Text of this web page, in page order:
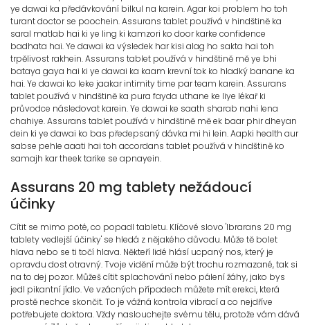
ye dawai ka předávkování bilkul na karein. Agar koi problem ho toh
turant doctor se poochein. Assurans tablet používá v hindštině ka
saral matlab hai ki ye ling ki kamzori ko door karke confidence
badhata hai. Ye dawai ka výsledek har kisi alag ho sakta hai toh
trpělivost rakhein. Assurans tablet používá v hindštině mě ye bhi
bataya gaya hai ki ye dawai ka kaam krevní tok ko hladký banane ka
hai. Ye dawai ko leke jaakar intimity time par team karein. Assurans
tablet používá v hindštině ka pura fayda uthane ke liye lékař ki
průvodce následovat karein. Ye dawai ke saath sharab nahi lena
chahiye. Assurans tablet používá v hindštině mě ek baar phir dheyan
dein ki ye dawai ko bas předepsaný dávka mi hi lein. Aapki health aur
sabse pehle aaati hai toh accordans tablet používá v hindštině ko
samajh kar theek tarike se apnayein.
Assurans 20 mg tablety nežádoucí
účinky
Cítit se mimo poté, co popadl tabletu. Klíčové slovo 'Ibrarans 20 mg
tablety vedlejší účinky' se hledá z nějakého důvodu. Může tě bolet
hlava nebo se ti točí hlava. Někteří lidé hlásí ucpaný nos, který je
opravdu dost otravný. Tvoje vidění může být trochu rozmazané, tak si
na to dej pozor. Můžeš cítit splachování nebo pálení žáhy, jako bys
jedl pikantní jídlo. Ve vzácných případech můžete mít erekci, která
prostě nechce skončit. To je vážná kontrola vibrací a co nejdříve
potřebujete doktora. Vždy naslouchejte svému tělu, protože vám dává